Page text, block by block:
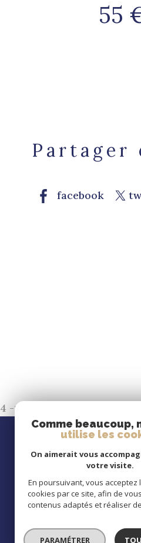
55
Partager
facebook
4 -> Erreur de
Se
espace
© 2026 | Tous droits
Comme beaucoup,
utilise les
On aimerait vous
votre visite.
En poursuivant, vous acceptez
cookies par ce site, afin de
contenus adaptés et réaliser
PARAMÉTRER